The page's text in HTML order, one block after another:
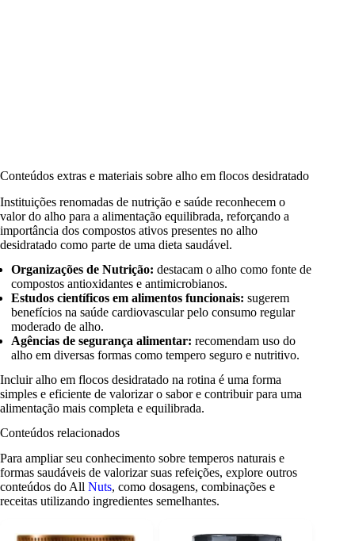
Conteúdos extras e materiais sobre alho em flocos desidratado
Instituições renomadas de nutrição e saúde reconhecem o
valor do alho para a alimentação equilibrada, reforçando a
importância dos compostos ativos presentes no alho
desidratado como parte de uma dieta saudável.
Organizações de Nutrição: destacam o alho como fonte de
compostos antioxidantes e antimicrobianos.
Estudos científicos em alimentos funcionais: sugerem
benefícios na saúde cardiovascular pelo consumo regular
moderado de alho.
Agências de segurança alimentar: recomendam uso do
alho em diversas formas como tempero seguro e nutritivo.
Incluir alho em flocos desidratado na rotina é uma forma
simples e eficiente de valorizar o sabor e contribuir para uma
alimentação mais completa e equilibrada.
Conteúdos relacionados
Para ampliar seu conhecimento sobre temperos naturais e
formas saudáveis de valorizar suas refeições, explore outros
conteúdos do All Nuts, como dosagens, combinações e
receitas utilizando ingredientes semelhantes.